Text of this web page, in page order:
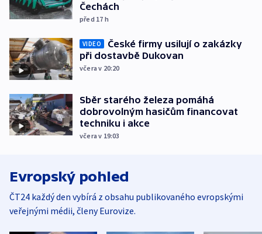
Čechách
před 17 h
VIDEO
České firmy usilují o zakázky
při dostavbě Dukovan
včera v 20:20
Sběr starého železa pomáhá
dobrovolným hasičům financovat
techniku i akce
včera v 19:03
Evropský pohled
ČT24 každý den vybírá z obsahu publikovaného evropskými
veřejnými médii, členy Eurovize.